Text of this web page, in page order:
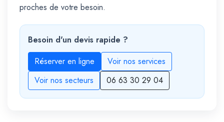
proches de votre besoin.
Besoin d'un devis rapide ?
Réserver en ligne
Voir nos services
Voir nos secteurs
06 63 30 29 04